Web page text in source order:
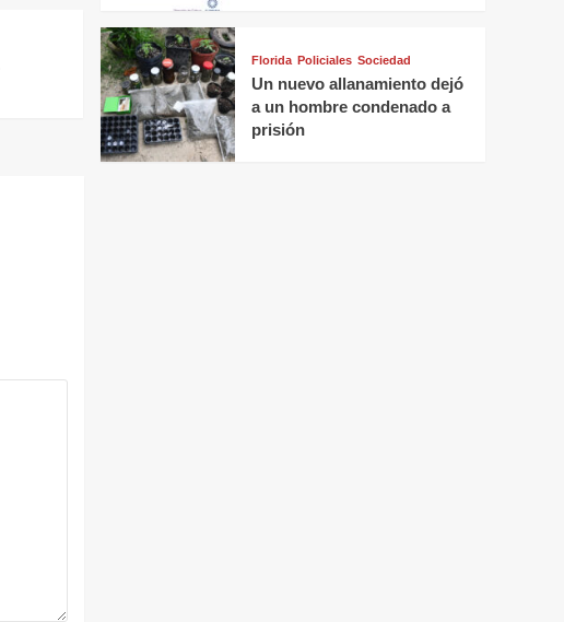
Florida Policiales Sociedad
Un nuevo allanamiento dejó
a un hombre condenado a
prisión